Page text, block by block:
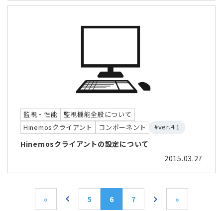
監視・性能
監視機能全般について
Hinemosクライアント
コンポーネント #ver.4.1
Hinemosクライアントの設定について
2015.03.27
« 5 6 7 »